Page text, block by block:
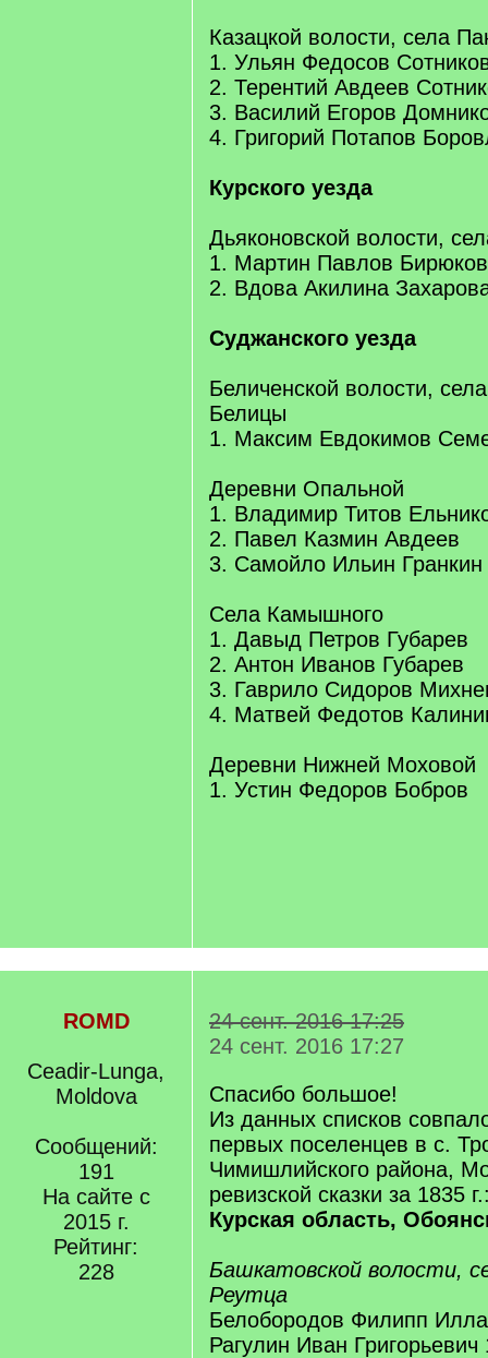
Казацкой волости, села
1. Ульян Федосов
2. Терентий Авдеев
3. Василий Егоров
4. Григорий Потапов
Курского уезда
Дьяконовской волости,
1. Мартин Павлов Бирюков
2. Вдова Акилина
Суджанского уезда
Беличенской волости,
Белицы
1. Максим Евдокимов
Деревни Опальной
1. Владимир Титов
2. Павел Казмин Авдеев
3. Самойло Ильин Гранкин
Села Камышного
1. Давыд Петров Губарев
2. Антон Иванов Губарев
3. Гаврило Сидоров
4. Матвей Федотов
Деревни Нижней Моховой
1. Устин Федоров Бобров
ROMD
Ceadir-Lunga,
Moldova
Сообщений:
191
На сайте с
2015 г.
Рейтинг:
228
24 сент. 2016 17:25
24 сент. 2016 17:27
Спасибо большое!
Из данных списков
первых поселенцев в с.
Чимишлийского района,
ревизской сказки за 1835
Курская область,
Башкатовской волости,
Реутца
Белобородов Филипп
Рагулин Иван Григорьевич